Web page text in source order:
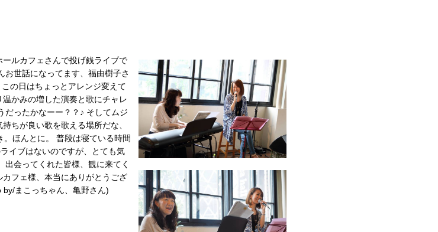
ルカフェさんで投げ銭ライブで
お世話になってます、福由樹子さ
の日はちょっとアレンジ変えて
かみの増した演奏と歌にチャレ
だったかなーー？？♪ そしてムジ
ちが良い歌を歌える場所だな、
。ほんとに。 普段は寝ている時間
イブはないのですが、とても気
出会ってくれた皆様、観に来てく
フェ様、本当にありがとうござ
by/まこっちゃん、亀野さん)